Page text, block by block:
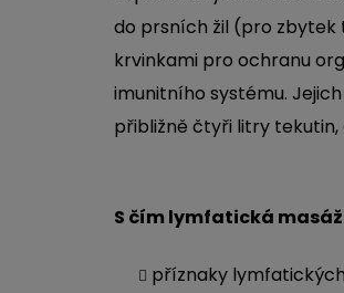
do prsních žil (pro zbytek
krvinkami pro ochranu
imunitního systému.
přibližně čtyři litry
S čím lymfatická
příznaky